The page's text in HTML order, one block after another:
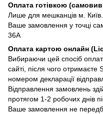
Оплата готівкою
Лише для мешканців м.
Ваше замовлення у точці
36А
Оплата картою онлайн
Вибираючи цей спосіб
сайті, після чого
номером декларації
Відправлення замовлень
протягом 1-2 робочих днів
Ваше замовлення не